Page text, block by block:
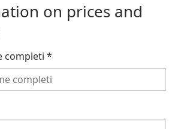
on prices and
completi *